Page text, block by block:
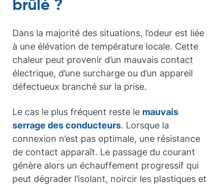
brûlé ?
Dans la majorité des situations, l’odeur est liée
à une élévation de température locale. Cette
chaleur peut provenir d’un mauvais contact
électrique, d’une surcharge ou d’un appareil
défectueux branché sur la prise.
Le cas le plus fréquent reste le mauvais
serrage des conducteurs. Lorsque la
connexion n’est pas optimale, une résistance
de contact apparaît. Le passage du courant
génère alors un échauffement progressif qui
peut dégrader l’isolant, noircir les plastiques et